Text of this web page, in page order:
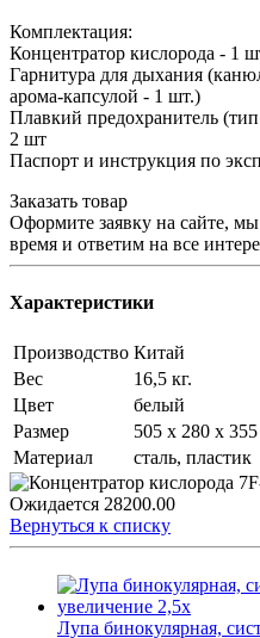
Комплектация:
Концентратор кислорода - 1
Гарнитура для дыхания
арома-капсулой - 1 шт.)
Плавкий предохранитель
2 шт
Паспорт и инструкция по
Заказать товар
Оформите заявку на сайте,
время и ответим на все
Характеристики
Производство Китай
Вес
16,5 кг.
Цвет
белый
Размер
505 х 280 х
Материал
сталь, пластик
Ожидается 28200.00
Вернуться к списку
Лупа бинокулярная,